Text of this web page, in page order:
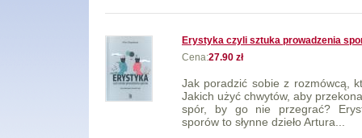
Erystyka czyli sztuka prowadzenia
Cena:27.90 zł
Jak poradzić sobie z rozmówcą,
Jakich użyć chwytów, aby
spór, by go nie przegrać?
sporów to słynne dzieło Artura...